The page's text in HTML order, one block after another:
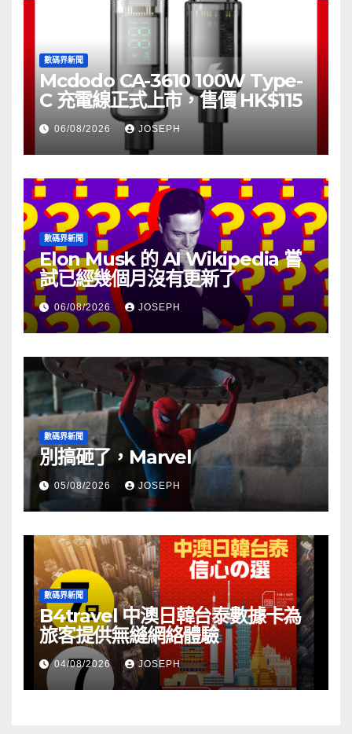
數碼界新聞
Mcdodo CA-3610 100W Type-
C 充電線正式上市，售價 HK$115
06/08/2026 JOSEPH
數碼界新聞
Elon Musk 的 AI Wikipedia 嘗
試已經幾個月沒有更新了
06/08/2026 JOSEPH
數碼界新聞
別搞砸了，Marvel
05/08/2026 JOSEPH
數碼界新聞
B4travel 中澳日韓台泰數據卡為
旅客提供無縫網絡體驗
04/08/2026 JOSEPH